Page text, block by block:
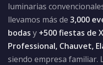
luminarias
llevamos más de 3,000
bodas y +500 fiestas de
Professional, Chauvet,
siendo empresa familiar.